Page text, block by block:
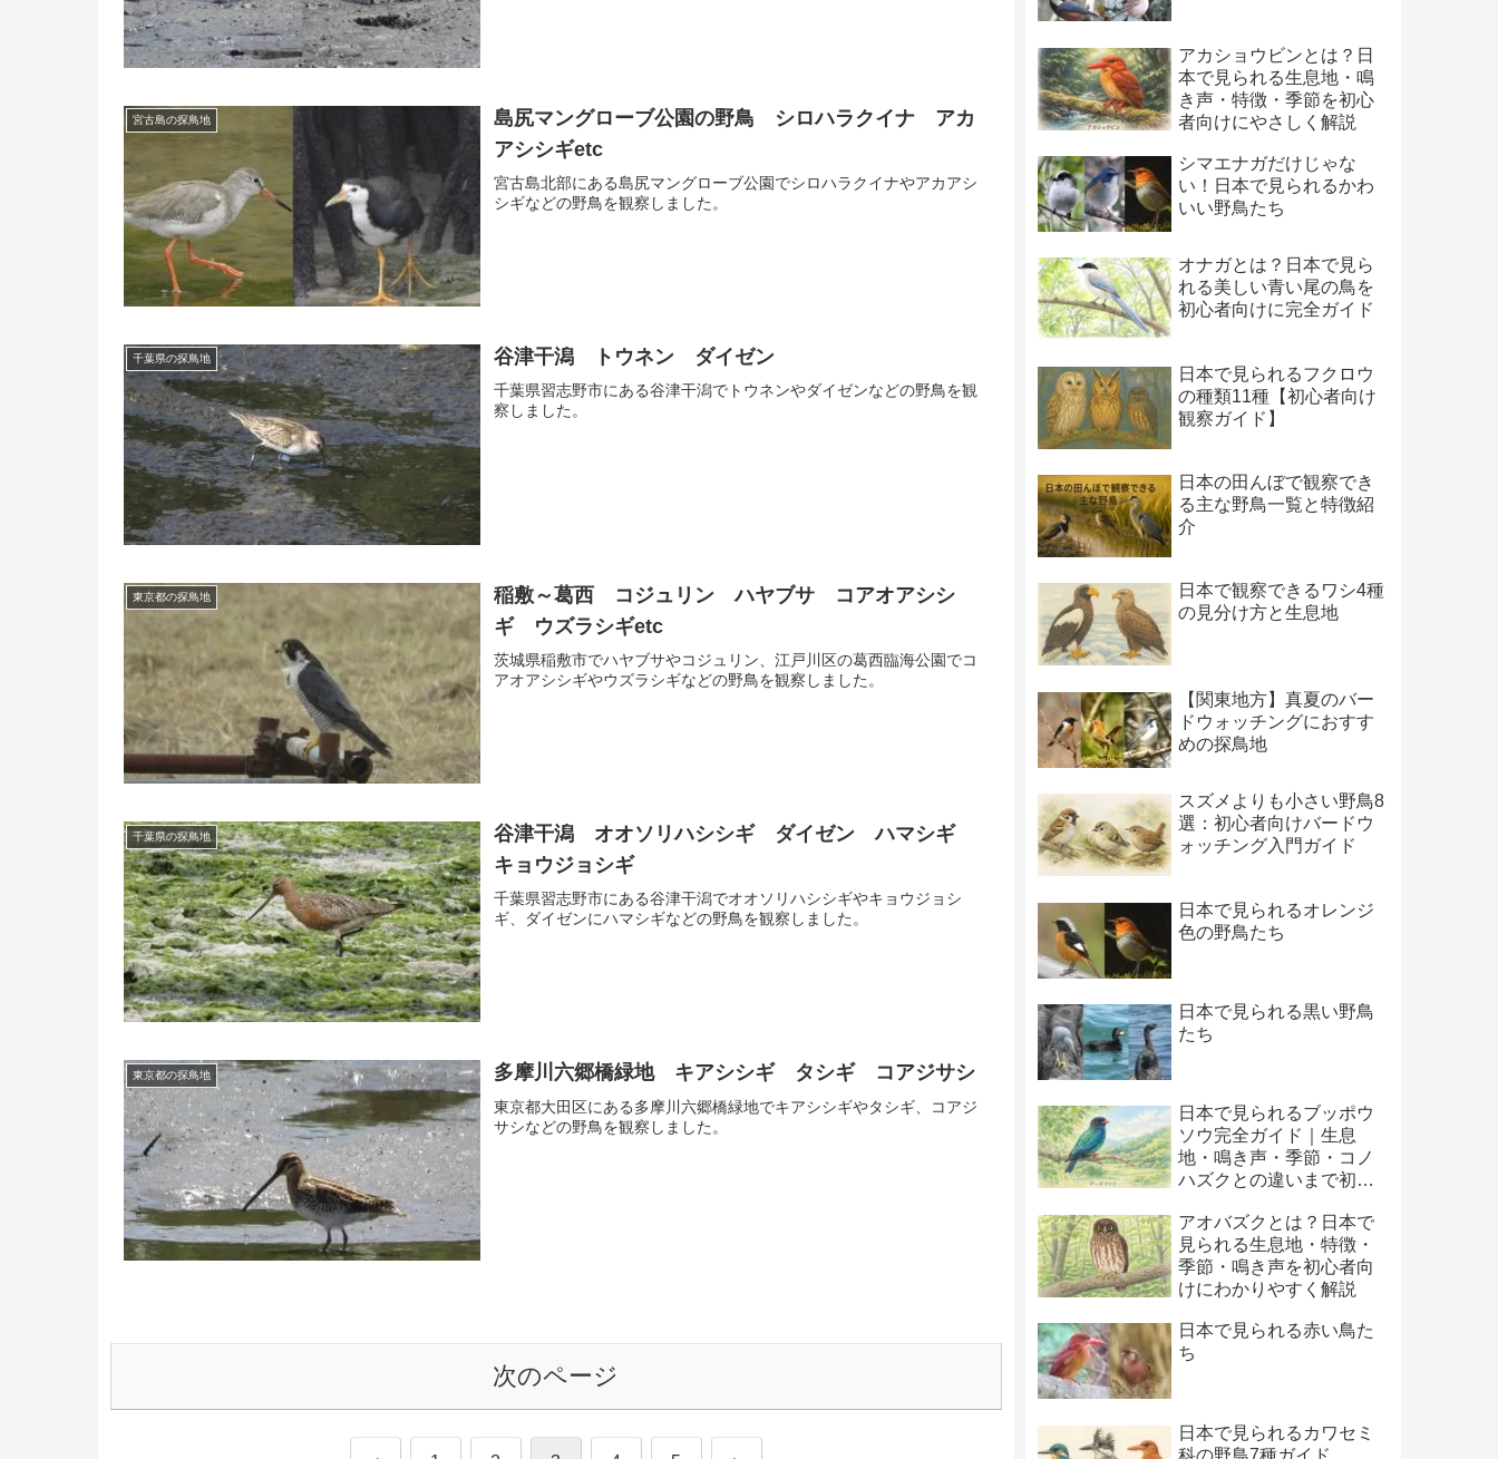
宮古島の探鳥地
島尻マングローブ公園の野鳥 シロハラクイナ アカ
アシシギetc
宮古島北部にある島尻マングローブ公園でシロハラクイナやアカアシ
シギなどの野鳥を観察しました。
千葉県の探鳥地 谷津干潟 トウネン ダイゼン
千葉県習志野市にある谷津干潟でトウネンやダイゼンなどの野鳥を観
察しました。
東京都の探鳥地
稲敷～葛西 コジュリン ハヤブサ コアオアシシ
ギ ウズラシギetc
茨城県稲敷市でハヤブサやコジュリン、江戸川区の葛西臨海公園でコ
アオアシシギやウズラシギなどの野鳥を観察しました。
千葉県の探鳥地
谷津干潟 オオソリハシシギ ダイゼン ハマシギ
キョウジョシギ
千葉県習志野市にある谷津干潟でオオソリハシシギやキョウジョシ
ギ、ダイゼンにハマシギなどの野鳥を観察しました。
東京都の探鳥地 多摩川六郷橋緑地 キアシシギ タシギ コアジサシ
東京都大田区にある多摩川六郷橋緑地でキアシシギやタシギ、コアジ
サシなどの野鳥を観察しました。
次のページ
アカショウビンとは？日
本で見られる生息地・鳴
き声・特徴・季節を初心
者向けにやさしく解説
シマエナガだけじゃな
い！日本で見られるかわ
いい野鳥たち
オナガとは？日本で見ら
れる美しい青い尾の鳥を
初心者向けに完全ガイド
日本で見られるフクロウ
の種類11種【初心者向け
観察ガイド】
日本の田んぼで観察でき
る主な野鳥一覧と特徴紹
介
日本で観察できるワシ4種
の見分け方と生息地
【関東地方】真夏のバー
ドウォッチングにおすす
めの探鳥地
スズメよりも小さい野鳥8
選：初心者向けバードウ
ォッチング入門ガイド
日本で見られるオレンジ
色の野鳥たち
日本で見られる黒い野鳥
たち
日本で見られるブッポウ
ソウ完全ガイド｜生息
地・鳴き声・季節・コノ
ハズクとの違いまで初心
アオバズクとは？日本で
見られる生息地・特徴・
季節・鳴き声を初心者向
けにわかりやすく解説
日本で見られる赤い鳥た
ち
日本で見られるカワセミ
科の野鳥7種ガイド